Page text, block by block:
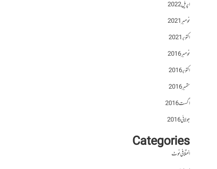
اپریل 2022
نومبر 2021
اکتوبر 2021
نومبر 2016
اکتوبر 2016
ستمبر 2016
اگست 2016
جولائی 2016
Categories
اختلافی نوٹ